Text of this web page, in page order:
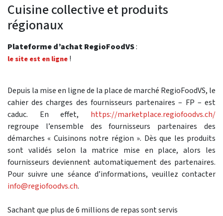
Cuisine collective et produits
régionaux
Plateforme d’achat RegioFoodVS:
le site est en ligne !
Depuis la mise en ligne de la place de marché RegioFoodVS, le
cahier des charges des fournisseurs partenaires – FP – est
caduc. En effet, https://marketplace.regiofoodvs.ch/
regroupe l’ensemble des fournisseurs partenaires des
démarches « Cuisinons notre région ». Dès que les produits
sont validés selon la matrice mise en place, alors les
fournisseurs deviennent automatiquement des partenaires.
Pour suivre une séance d’informations, veuillez contacter
info@regiofoodvs.ch.
Sachant que plus de 6 millions de repas sont servis